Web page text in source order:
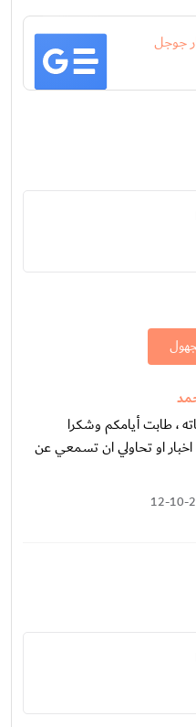
جوجل
، طابت أيامكم وشكرا
او تحاولي ان تسمعي عن
12-10-